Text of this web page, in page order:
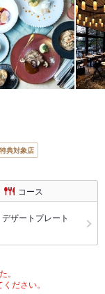
典対象店
コース
ザートプレート
。
ださい。